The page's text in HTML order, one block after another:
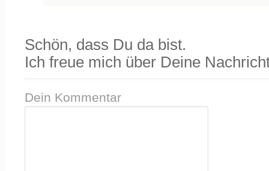
Schön, dass Du da bist.
Ich freue mich über Deine
Dein Kommentar